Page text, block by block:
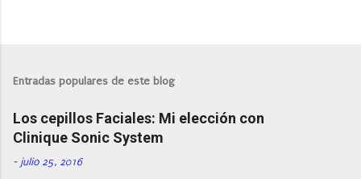
l
a
r
n
Entradas populares de este blog
Los cepillos Faciales: Mi elección con
Clinique Sonic System
- julio 25, 2016